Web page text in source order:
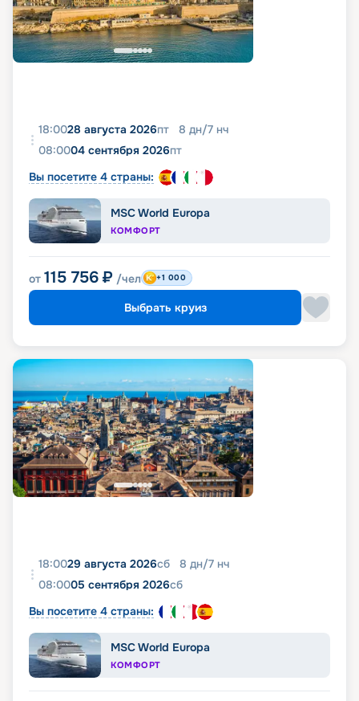
18:0028 августа 2026пт 8 дн/7 нч
08:0004 сентября 2026пт
Вы посетите 4 страны:
MSC World Europa
КОМФОРТ
от 115 756 ₽ /чел +1 000
Выбрать круиз
18:0029 августа 2026сб 8 дн/7 нч
08:0005 сентября 2026сб
Вы посетите 4 страны:
MSC World Europa
КОМФОРТ